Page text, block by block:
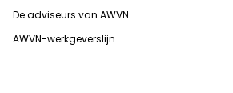
De adviseurs van AWVN
AWVN-werkgeverslijn